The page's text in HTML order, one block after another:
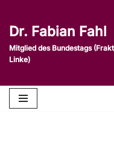
Zum
Inhalt
springen
Dr. Fabian Fahl
Mitglied des Bundestags
Linke)